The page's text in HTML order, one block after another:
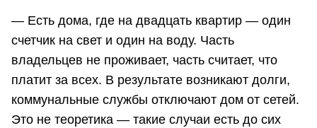
— Есть дома, где на двадцать квартир — один
счетчик на свет и один на воду. Часть
владельцев не проживает, часть считает, что
платит за всех. В результате возникают долги,
коммунальные службы отключают дом от сетей.
Это не теоретика — такие случаи есть до сих